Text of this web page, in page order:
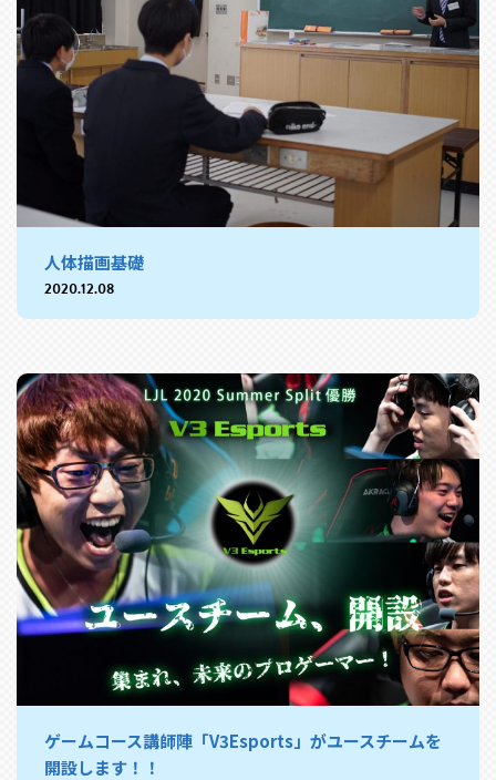
人体描画基礎
2020.12.08
ゲームコース講師陣「V3Esports」がユースチームを
開設します！！